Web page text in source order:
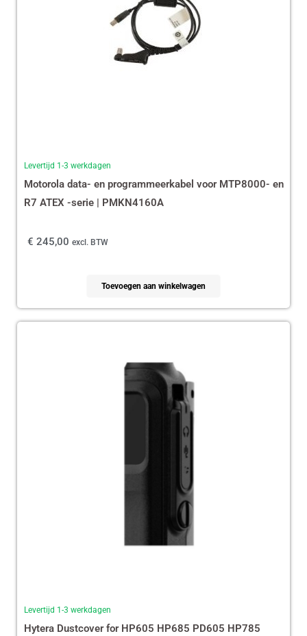
Levertijd 1-3 werkdagen
Motorola data- en programmeerkabel voor MTP8000- en
R7 ATEX -serie | PMKN4160A
€ 245,00 excl. BTW
Toevoegen aan winkelwagen
Levertijd 1-3 werkdagen
Hytera Dustcover for HP605 HP685 PD605 HP785